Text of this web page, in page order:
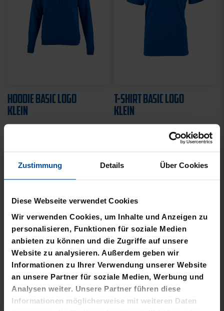
Zustimmung Details Über Cookies
Diese Webseite verwendet Cookies
Wir verwenden Cookies, um Inhalte und Anzeigen zu
personalisieren, Funktionen für soziale Medien
anbieten zu können und die Zugriffe auf unsere
Website zu analysieren. Außerdem geben wir
Informationen zu Ihrer Verwendung unserer Website
an unsere Partner für soziale Medien, Werbung und
Analysen weiter. Unsere Partner führen diese
Informationen möglicherweise mit weiteren Daten
HOODIE BASIC LOGO
KLEIN
T-SHIRT BASIC LOGO
KLEIN
Ausverkauft Sale